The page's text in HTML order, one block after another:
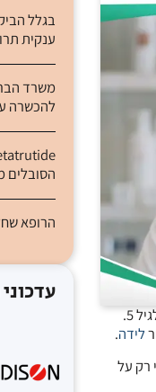
המיועדים לנשים בהריון ולהורים לילדים מתחת לגיל 5.
לידה.
בגלל
ענקית
משרד
להכשרה
הסובלים
הרופא